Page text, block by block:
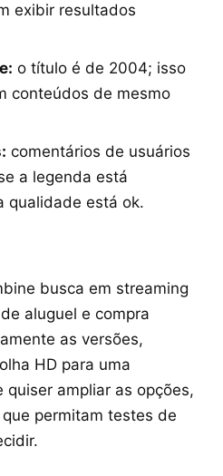
exibir resultados
o título é de 2004; isso
conteúdos de mesmo
comentários de usuários
a legenda está
qualidade está ok.
busca em streaming
aluguel e compra
as versões,
HD para uma
quiser ampliar as opções,
permitam testes de